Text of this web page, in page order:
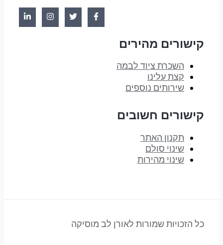
קישורים מהירים
השכרת ציוד לבמה
קצת עלינו
שירותים נוספים
קישורים חשובים
תקנון האתר
שינוי סולם
שינוי מהירות
כל הזכויות שמורות לאורן לב מוסיקה